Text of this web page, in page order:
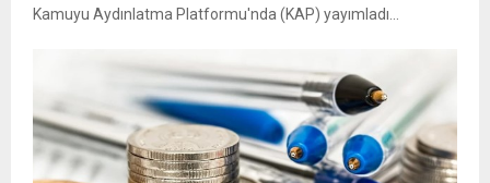
Kamuyu Aydınlatma Platformu'nda (KAP) yayımladı...